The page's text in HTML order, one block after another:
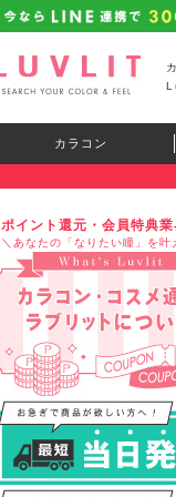
カラコン
ポイント還元・会員特典
＼あなたの「なりたい瞳」を叶